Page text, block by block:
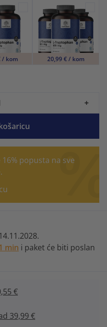
/ kom
20,99 € / kom
+
16% popusta na sve
14.11.2028.
min i paket će biti poslan
€
39,99 €